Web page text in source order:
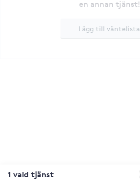
en annan tjänst!
Lägg till väntelista
1 vald tjänst